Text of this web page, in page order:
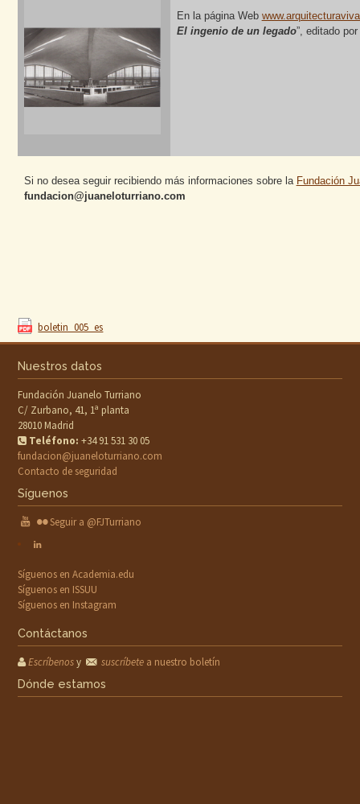
En la página Web
El ingenio de un legado”, editado
Si no desea seguir recibiendo más informaciones sobre la Fundación
fundacion@juaneloturriano.com
boletin_005_es
Nuestros datos
Fundación Juanelo Turriano
C/ Zurbano, 41, 1ª planta
28010 Madrid
Teléfono: +34 91 531 30 05
fundacion@juaneloturriano.com
Contacto de seguridad
Síguenos
Seguir a @FJTurriano
Síguenos en Academia.edu
Síguenos en ISSUU
Síguenos en Instagram
Contáctanos
Escríbenosy suscríbetea nuestro boletín
Dónde estamos